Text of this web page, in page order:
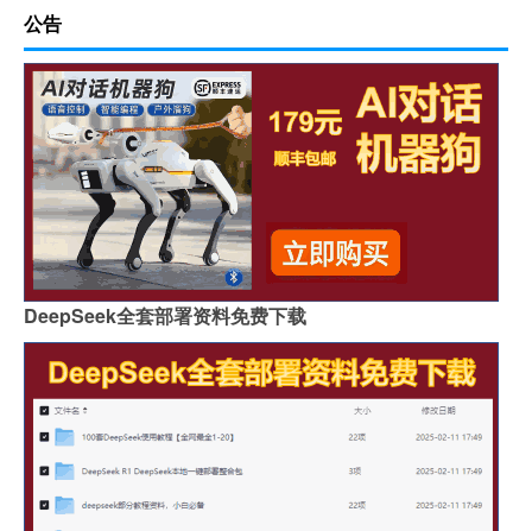
公告
DeepSeek全套部署资料免费下载